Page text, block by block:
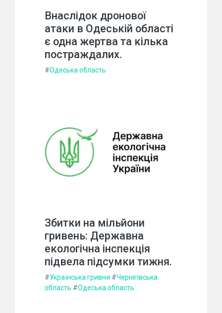
Внаслідок дронової
атаки в Одеській області
є одна жертва та кілька
постраждалих.
#Одеська область
Збитки на мільйони
гривень: Державна
екологічна інспекція
підвела підсумки тижня.
#Українська гривня #Чернігівська
область #Одеська область